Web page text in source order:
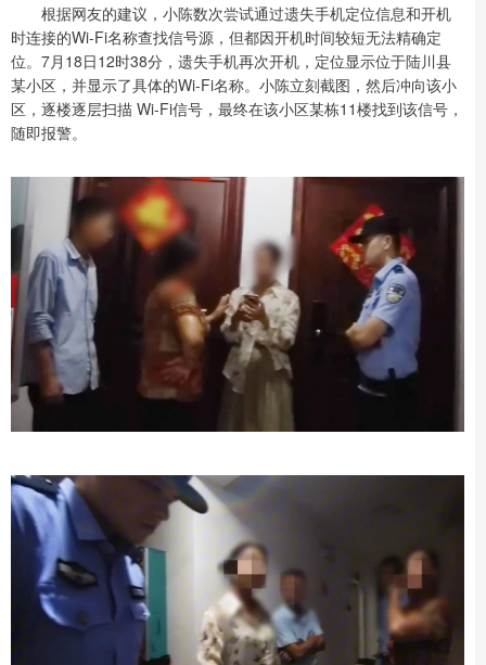
根据网友的建议，小陈数次尝试通过遗失手机定位信息和开机
时连接的Wi-Fi名称查找信号源，但都因开机时间较短无法精确定
位。7月18日12时38分，遗失手机再次开机，定位显示位于陆川县
某小区，并显示了具体的Wi-Fi名称。小陈立刻截图，然后冲向该小
区，逐楼逐层扫描 Wi-Fi信号，最终在该小区某栋11楼找到该信号，
随即报警。